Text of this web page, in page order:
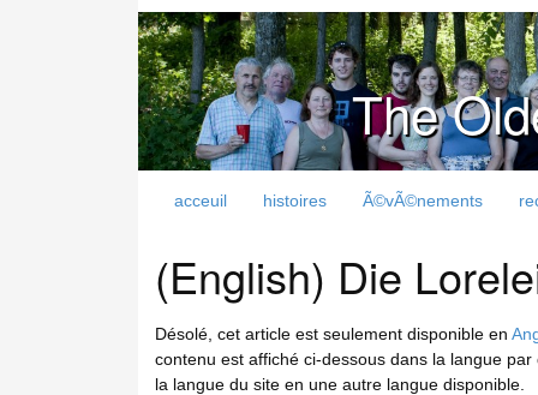
The
acceuil histoires Ã©vÃ©nements
(English) Die
Désolé, cet article est seulement disponible en
contenu est affiché ci-dessous dans la langue
la langue du site en une autre langue disponible.